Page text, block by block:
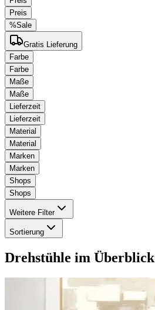
Preis
%Sale
Gratis Lieferung
Farbe
Farbe
Maße
Maße
Lieferzeit
Lieferzeit
Material
Material
Marken
Marken
Shops
Shops
Weitere Filter
Sortierung
Drehstühle im Überblick